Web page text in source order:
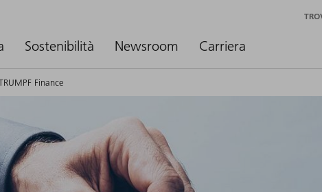
Sostenibilità Newsroom Carriera
Finance